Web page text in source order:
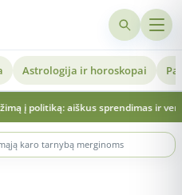
Astrologija ir horoskopai
sprendimas ir vertinimai dėl
karo tarnybą merginoms